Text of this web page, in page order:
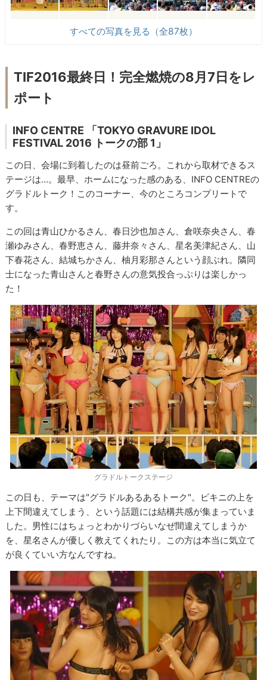
すべての写真を見る（全87枚）
TIF2016最終日！完全燃焼の8月7日をレ
ポート
INFO CENTRE 「TOKYO GRAVURE IDOL
FESTIVAL 2016 トークの部 1」
この日、会場に到着したのは昼前ごろ。これから取材できるス
テージは…。最早、ホームになった感のある、INFO CENTREの
グラドルトーク！このコーナー、今のところコンプリートで
す。
この回は青山ひかるさん、春日沙也加さん、倉咲奈央さん、春
瀬ゆみさん、春野恵さん、藤井奈々さん、星名美津紀さん、山
下春花さん、結城ちかさん、柚月彩那さんという顔ぶれ。隣同
士になった青山さんと春野さんの意気投合っぷりは楽しかっ
た！
グラドルトークステージ
この日も、テーマは"グラドルあるあるトーク"。ビキニの上を
上下間違えてしまう、という話題には結構共感が集まっていま
した。男性にはちょっとわかりづらいなぜ間違えてしまうか
を、星名さんが優しく教えてくれたり。この方は本当に気立て
が良くていい方なんですね。